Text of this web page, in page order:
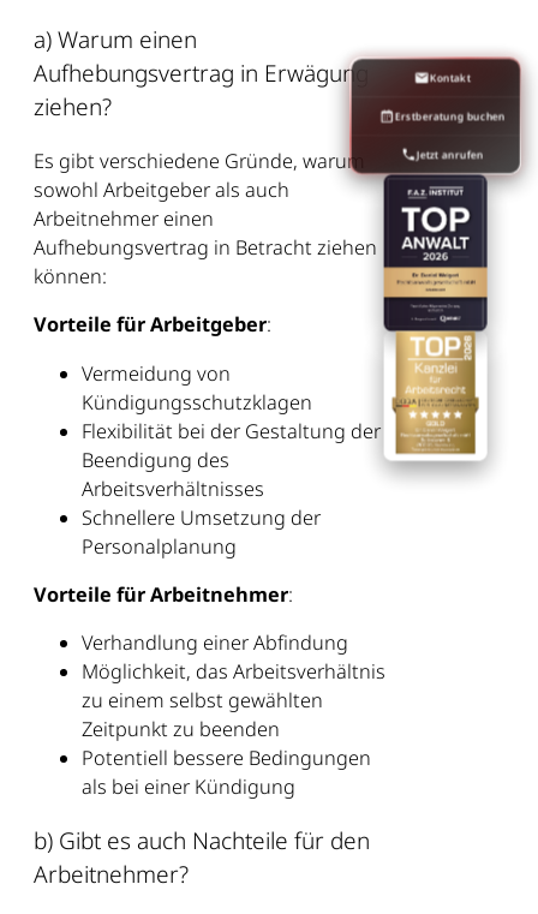
a) Warum einen
Aufhebungsvertrag in Erwägung
ziehen?
Es gibt verschiedene Gründe, warum
sowohl Arbeitgeber als auch
Arbeitnehmer einen
Aufhebungsvertrag in Betracht ziehen
können:
Vorteile für Arbeitgeber:
Vermeidung von
Kündigungsschutzklagen
Flexibilität bei der Gestaltung der
Beendigung des
Arbeitsverhältnisses
Schnellere Umsetzung der
Personalplanung
Vorteile für Arbeitnehmer:
Verhandlung einer Abfindung
Möglichkeit, das Arbeitsverhältnis
zu einem selbst gewählten
Zeitpunkt zu beenden
Potentiell bessere Bedingungen
als bei einer Kündigung
b) Gibt es auch Nachteile für den
Arbeitnehmer?
Kontakt
Erstberatung buchen
Jetzt anrufen